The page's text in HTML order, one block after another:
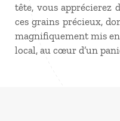
tête, vous apprécierez
ces grains précieux,
magnifiquement mis
local, au cœur d’un